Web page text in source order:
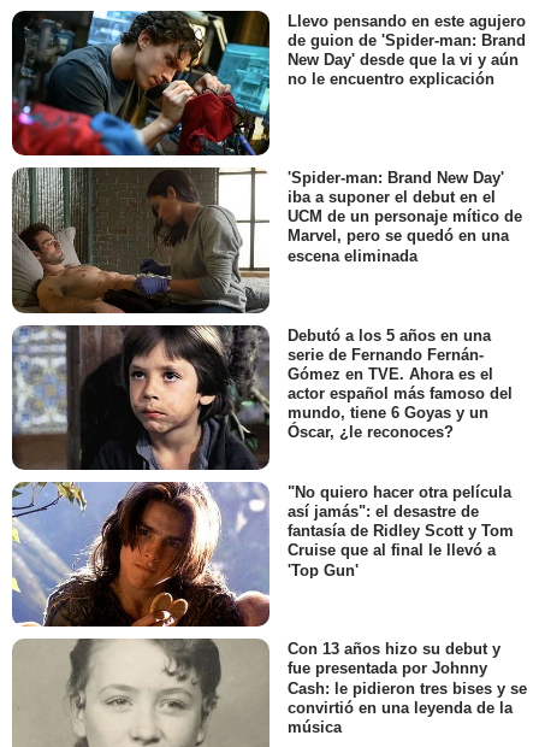
Llevo pensando en este agujero
de guion de 'Spider-man: Brand
New Day' desde que la vi y aún
no le encuentro explicación
'Spider-man: Brand New Day'
iba a suponer el debut en el
UCM de un personaje mítico de
Marvel, pero se quedó en una
escena eliminada
Debutó a los 5 años en una
serie de Fernando Fernán-
Gómez en TVE. Ahora es el
actor español más famoso del
mundo, tiene 6 Goyas y un
Óscar, ¿le reconoces?
"No quiero hacer otra película
así jamás": el desastre de
fantasía de Ridley Scott y Tom
Cruise que al final le llevó a
'Top Gun'
Con 13 años hizo su debut y
fue presentada por Johnny
Cash: le pidieron tres bises y se
convirtió en una leyenda de la
música